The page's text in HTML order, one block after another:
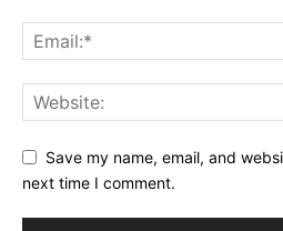
Save my name, email, and
next time I comment.